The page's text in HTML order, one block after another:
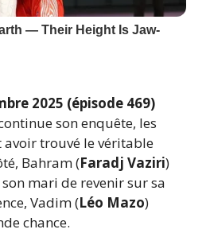
2025 (épisode 469)
son enquête, les
trouvé le véritable
Bahram (Faradj Vaziri)
mari de revenir sur sa
Vadim (Léo Mazo)
chance.